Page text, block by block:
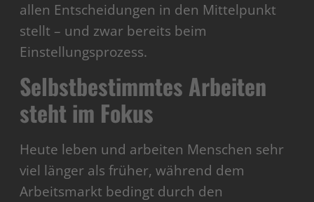
allen Entscheidungen in den Mittelpunkt
stellt – und zwar bereits beim
Einstellungsprozess.
Selbstbestimmtes Arbeiten
steht im Fokus
Heute leben und arbeiten Menschen sehr
viel länger als früher, während dem
Arbeitsmarkt bedingt durch den